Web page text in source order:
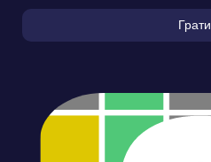
Грати